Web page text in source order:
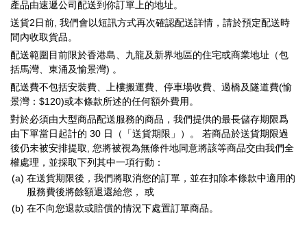
產品由速遞公司配送到你訂單上的地址。
送貨2日前, 我們會以短訊方式再次確認配送詳情，請於預定配送時
間內收取貨品。
配送範圍目前限於香港島、九龍及新界地區的住宅或商業地址（包
括馬灣、東涌及愉景灣) 。
配送費不包括安裝費、上樓搬運費、停車場收費、過橋及隧道費(愉
景灣：$120)或本條款所述的任何額外費用。
對於必須由大型商品配送服務的商品，我們提供的最長儲存期限爲
由下單當日起計的 30 日（「送貨期限」）。 若商品於送貨期限過
後仍未被安排提取, 您將被視為無條件地同意將該等商品交由我們全
權處理，並採取下列其中一項行動：
(a) 在送貨期限後，我們將取消您的訂單，並在扣除本條款中適用的
服務費後將餘額退還給您， 或
(b) 在不向您退款或賠償的情況下處置訂單商品。